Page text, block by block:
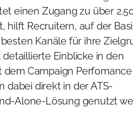
einen Zugang zu über
hilft Recruitern, auf der
Kanäle für ihre
Einblicke in den
Campaign
dabei direkt in der ATS-
Alone-Lösung genutzt